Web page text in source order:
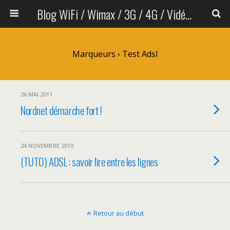
Blog WiFi / Wimax / 3G / 4G / Vidéo sans fil
Marqueurs › Test Adsl
26 MAI 2011
Nordnet démarche fort !
24 NOVEMBRE 2010
(TUTO) ADSL : savoir lire entre les lignes
Retour au début